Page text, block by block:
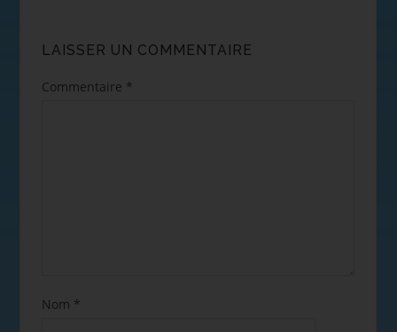
LAISSER UN COMMENTAIRE
Commentaire *
Nom *